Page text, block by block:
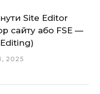
Site Editor
сайту або FSE —
2025